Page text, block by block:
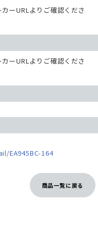
ーURLよりご確認くださ
ーURLよりご確認くださ
EA945BC-164
商品一覧に戻る